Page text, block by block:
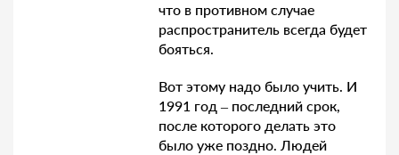
что в противном случае
распространитель всегда будет
бояться.
Вот этому надо было учить. И
1991 год – последний срок,
после которого делать это
было уже поздно. Людей